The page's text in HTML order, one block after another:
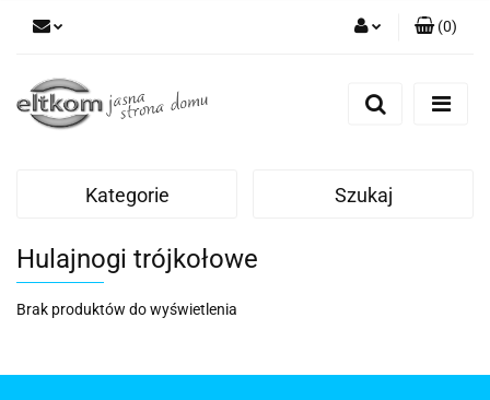
Zarejestruj się
(0)
Kategorie Szukaj
Hulajnogi trójkołowe
Brak produktów do wyświetlenia